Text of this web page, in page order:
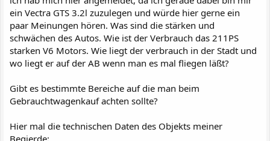
ein Vectra GTS 3.2l zuzulegen und würde hier gerne ein
paar Meinungen hören. Was sind die stärken und
schwächen des Autos. Wie ist der Verbrauch das 211PS
starken V6 Motors. Wie liegt der verbrauch in der Stadt und
wo liegt er auf der AB wenn man es mal fliegen läßt?
Gibt es bestimmte Bereiche auf die man beim
Gebrauchtwagenkauf achten sollte?
Hier mal die technischen Daten des Objekts meiner
Begierde: